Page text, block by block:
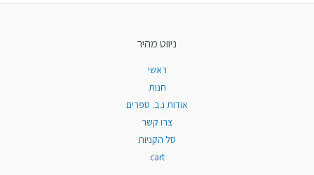
ניווט מהיר
ראשי
חנות
אודות נ.ב. ספרים
צרו קשר
סל הקניות
cart